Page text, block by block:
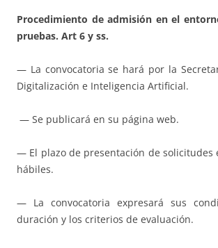
Procedimiento de admisión en el
pruebas. Art 6 y ss.
— La convocatoria se hará por la
Digitalización e Inteligencia Artificial.
— Se publicará en su página web.
— El plazo de presentación de solicitudes
hábiles.
— La convocatoria expresará sus
duración y los criterios de evaluación.